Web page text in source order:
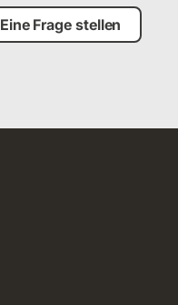
Eine Frage stellen